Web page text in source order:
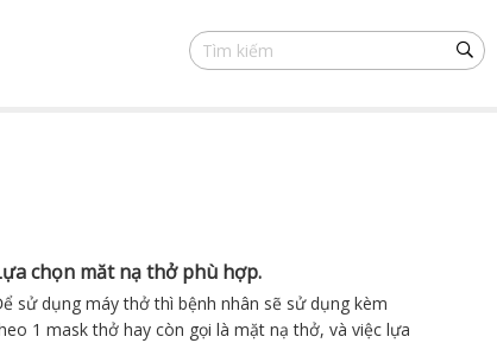
chọn măt nạ thở phù hợp.
sử dụng máy thở thì bệnh nhân sẽ sử dụng kèm
1 mask thở hay còn gọi là mặt nạ thở, và việc lựa